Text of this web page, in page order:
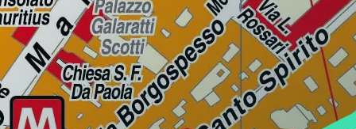
Lazio
Regione
Liguria
Regione
Lombardia
Regione